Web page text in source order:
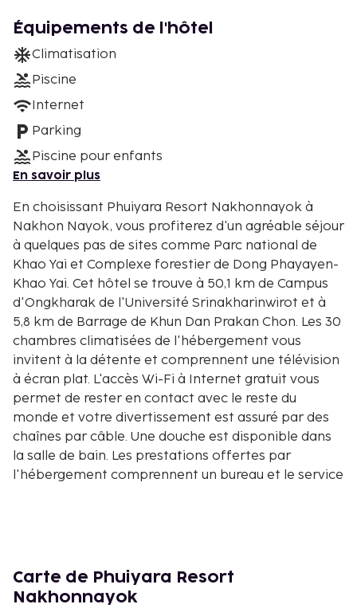
Équipements de l'hôtel
Climatisation
Piscine
Internet
Parking
Piscine pour enfants
En savoir plus
En choisissant Phuiyara Resort Nakhonnayok à
Nakhon Nayok, vous profiterez d'un agréable séjour
à quelques pas de sites comme Parc national de
Khao Yai et Complexe forestier de Dong Phayayen-
Khao Yai. Cet hôtel se trouve à 50,1 km de Campus
d'Ongkharak de l'Université Srinakharinwirot et à
5,8 km de Barrage de Khun Dan Prakan Chon. Les 30
chambres climatisées de l'hébergement vous
invitent à la détente et comprennent une télévision
à écran plat. L'accès Wi-Fi à Internet gratuit vous
permet de rester en contact avec le reste du
monde et votre divertissement est assuré par des
chaînes par câble. Une douche est disponible dans
la salle de bain. Les prestations offertes par
l'hébergement comprennent un bureau et le service
0,1 km
Barrage de Khun Dan Prakan Chon - 3,7 km
Carte de Phuiyara Resort
Nakhonnayok